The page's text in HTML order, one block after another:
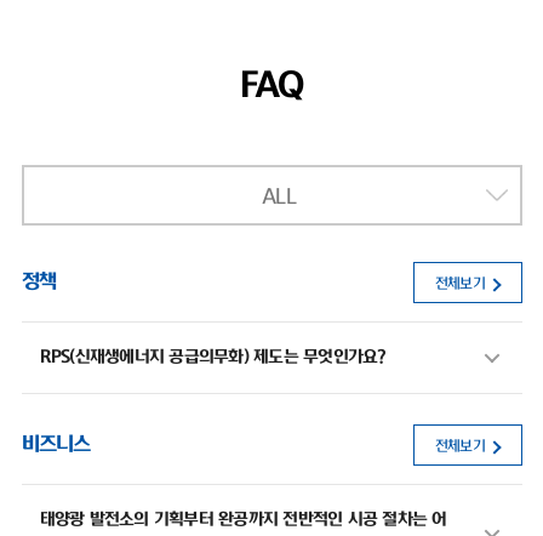
FAQ
ALL
정책 전체보기
RPS(신재생에너지 공급의무화) 제도는 무엇인가요?
비즈니스 전체보기
태양광 발전소의 기획부터 완공까지 전반적인 시공 절차는 어